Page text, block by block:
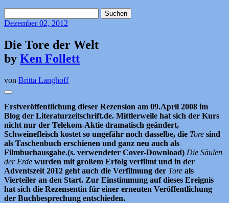
nach:
Dezember02, 2012
Die Tore der Welt
by Ken Follett
von Britta Langhoff
Erstveröffentlichung dieser Rezension am 09.April 2008 im
Blog der Literaturzeitschrift.de. Mittlerweile hat sich der Kurs
nicht nur der Telekom-Aktie dramatisch geändert,
Schweinefleisch kostet so ungefähr noch dasselbe, die Tore sind
als Taschenbuch erschienen und ganz neu auch als
Filmbuchausgabe.(s. verwendeter Cover-Download) Die Säulen
der Erde wurden mit großem Erfolg verfilmt und in der
Adventszeit 2012 geht auch die Verfilmung der Tore als
Vierteiler an den Start. Zur Einstimmung auf dieses Ereignis
hat sich die Rezensentin für einer erneuten Veröffentlichung
der Buchbesprechung entschieden.